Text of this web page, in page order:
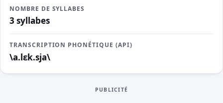
NOMBRE DE SYLLABES
3 syllabes
TRANSCRIPTION PHONÉTIQUE (API)
\a.lɛk.sja\
PUBLICITÉ